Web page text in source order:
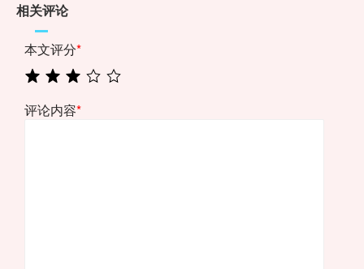
相关评论
本文评分*
评论内容*